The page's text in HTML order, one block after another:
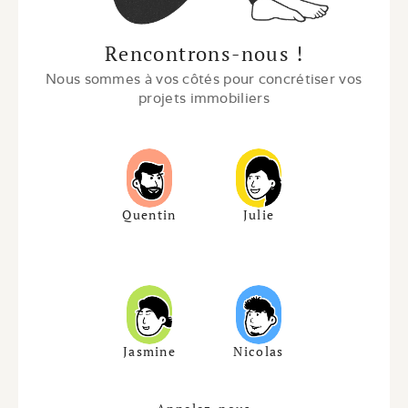
Rencontrons-nous !
Nous sommes à vos côtés pour concrétiser vos
projets immobiliers
Quentin Julie
Jasmine Nicolas